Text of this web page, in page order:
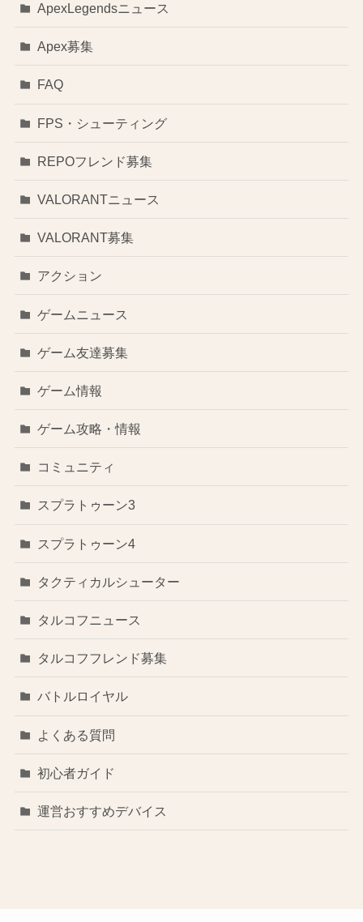
ApexLegendsニュース
Apex募集
FAQ
FPS・シューティング
REPOフレンド募集
VALORANTニュース
VALORANT募集
アクション
ゲームニュース
ゲーム友達募集
ゲーム情報
ゲーム攻略・情報
コミュニティ
スプラトゥーン3
スプラトゥーン4
タクティカルシューター
タルコフニュース
タルコフフレンド募集
バトルロイヤル
よくある質問
初心者ガイド
運営おすすめデバイス